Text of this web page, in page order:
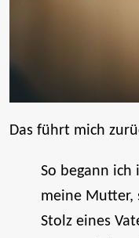
Das führt mich
So begann
meine Mutter,
Stolz eines